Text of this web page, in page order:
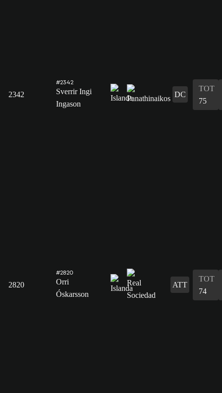
2342
#2342
Sverrir Ingi
Ingason
DC
TOT
75
2820
#2820
Orri
Óskarsson
ATT
TOT
74